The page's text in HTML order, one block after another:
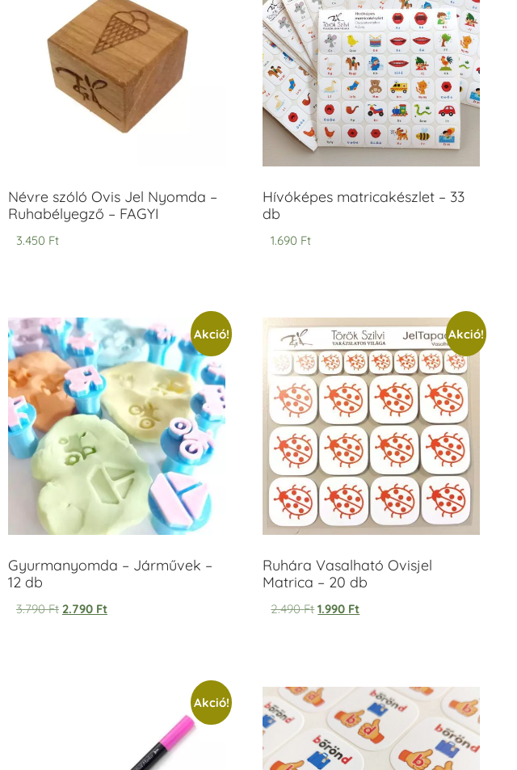
Névre szóló Ovis Jel Nyomda –
Ruhabélyegző – FAGYI
3.450 Ft
Hívóképes matricakészlet – 33
db
1.690 Ft
Akció!
Gyurmanyomda – Járművek –
12 db
3.790Ft 2.790 Ft
Akció!
Ruhára Vasalható Ovisjel
Matrica – 20 db
2.490Ft 1.990 Ft
Akció!